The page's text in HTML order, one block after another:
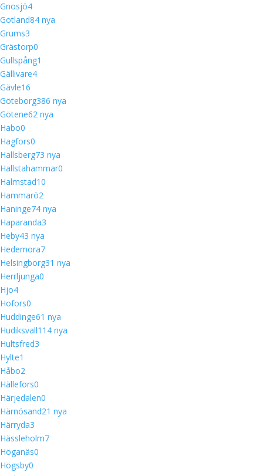
Gnosjö4
Gotland84 nya
Grums3
Grästorp0
Gullspång1
Gällivare4
Gävle16
Göteborg386 nya
Götene62 nya
Habo0
Hagfors0
Hallsberg73 nya
Hallstahammar0
Halmstad10
Hammarö2
Haninge74 nya
Haparanda3
Heby43 nya
Hedemora7
Helsingborg31 nya
Herrljunga0
Hjo4
Hofors0
Huddinge61 nya
Hudiksvall11 4 nya
Hultsfred3
Hylte1
Håbo2
Hällefors0
Härjedalen0
Härnösand21 nya
Härryda3
Hässleholm7
Höganäs0
Högsby0